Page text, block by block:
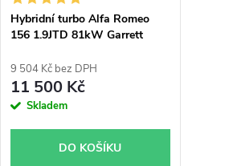
p
r
o
s
p
r
o
Hybridní turbo Alfa Romeo
156 1.9JTD 81kW Garrett
9 504 Kč bez DPH
11 500 Kč
Skladem
DO KOŠÍKU